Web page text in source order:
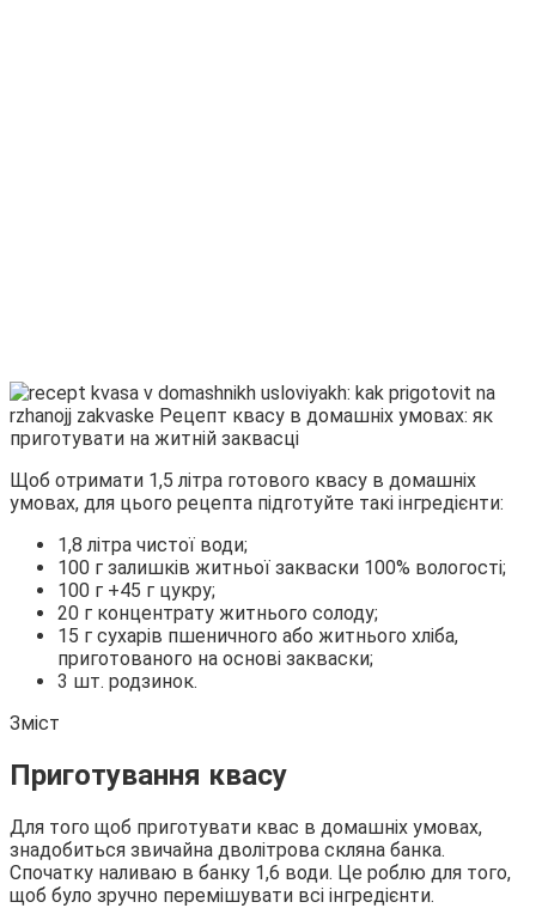
Щоб отримати 1,5 літра готового квасу в домашніх
умовах, для цього рецепта підготуйте такі інгредієнти:
1,8 літра чистої води;
100 г залишків житньої закваски 100% вологості;
100 г +45 г цукру;
20 г концентрату житнього солоду;
15 г сухарів пшеничного або житнього хліба,
приготованого на основі закваски;
3 шт. родзинок.
Зміст
Приготування квасу
Для того щоб приготувати квас в домашніх умовах,
знадобиться звичайна дволітрова скляна банка.
Спочатку наливаю в банку 1,6 води. Це роблю для того,
щоб було зручно перемішувати всі інгредієнти.